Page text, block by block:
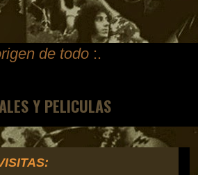
de todo :.
Y PELICULAS